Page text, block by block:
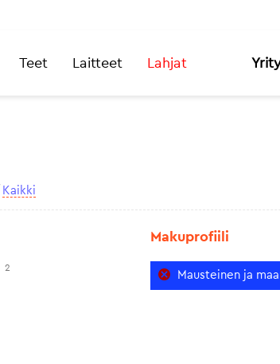
Teet Laitteet Lahjat
Kaikki
2
Makuprofiili
Mausteinen ja